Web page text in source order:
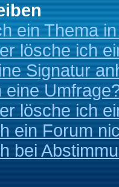
ein Thema
lösche ich
Signatur
eine
lösche ich
ein Forum
bei